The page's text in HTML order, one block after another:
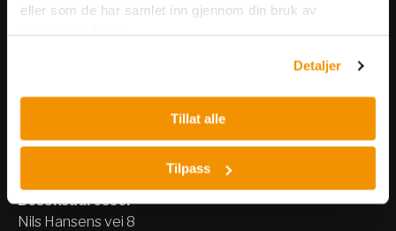
eller som de har samlet inn gjennom din bruk av
Detaljer
Tillat alle
Tilpass
Meld på nyhetsbrev
Nerliens Meszansky AS
Besøksadresse:
Nils Hansens vei 8